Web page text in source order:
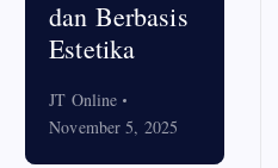
dan Berbasis
Estetika
JT Online
November 5, 2025